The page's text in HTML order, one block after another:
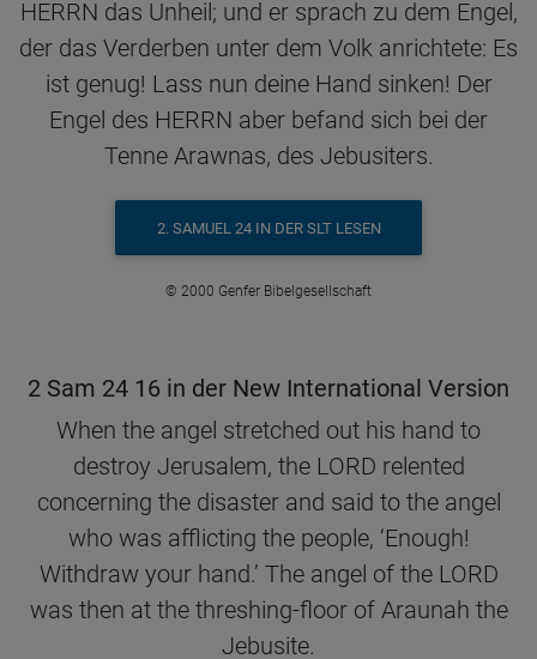
HERRN das Unheil; und er sprach zu dem Engel,
der das Verderben unter dem Volk anrichtete: Es
ist genug! Lass nun deine Hand sinken! Der
Engel des HERRN aber befand sich bei der
Tenne Arawnas, des Jebusiters.
2. SAMUEL 24 IN DER SLT LESEN
© 2000 Genfer Bibelgesellschaft
2 Sam 24 16 in der New International Version
When the angel stretched out his hand to
destroy Jerusalem, the LORD relented
concerning the disaster and said to the angel
who was afflicting the people, ‘Enough!
Withdraw your hand.’ The angel of the LORD
was then at the threshing-floor of Araunah the
Jebusite.